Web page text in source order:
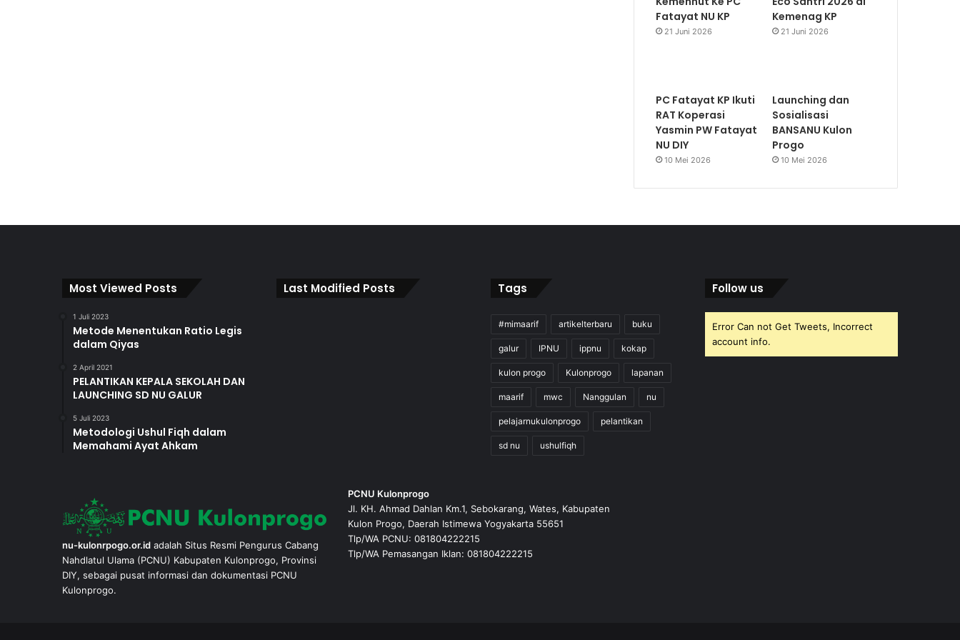
Fatayat NU KP
21 Juni 2026
Kemenag KP
21 Juni 2026
PC Fatayat KP Ikuti
RAT Koperasi
Yasmin PW Fatayat
NU DIY
10 Mei 2026
Launching dan
Sosialisasi
BANSANU Kulon
Progo
10 Mei 2026
Most Viewed Posts
1 Juli 2023
Metode Menentukan Ratio Legis
dalam Qiyas
2 April 2021
PELANTIKAN KEPALA SEKOLAH DAN
LAUNCHING SD NU GALUR
5 Juli 2023
Metodologi Ushul Fiqh dalam
Memahami Ayat Ahkam
Last Modified Posts Tags
#mimaarif artikelterbaru buku
galur IPNU ippnu kokap
kulon progo Kulonprogo lapanan
maarif mwc Nanggulan nu
pelajarnukulonprogo pelantikan
sd nu ushulfiqh
Follow us
Error Can not Get Tweets, Incorrect
account info.
nu-kulonrpogo.or.id adalah Situs Resmi Pengurus Cabang
Nahdlatul Ulama (PCNU) Kabupaten Kulonprogo, Provinsi
DIY, sebagai pusat informasi dan dokumentasi PCNU
Kulonprogo.
PCNU Kulonprogo
Jl. KH. Ahmad Dahlan Km.1, Sebokarang, Wates, Kabupaten
Kulon Progo, Daerah Istimewa Yogyakarta 55651
Tlp/WA PCNU: 081804222215
Tlp/WA Pemasangan Iklan: 081804222215